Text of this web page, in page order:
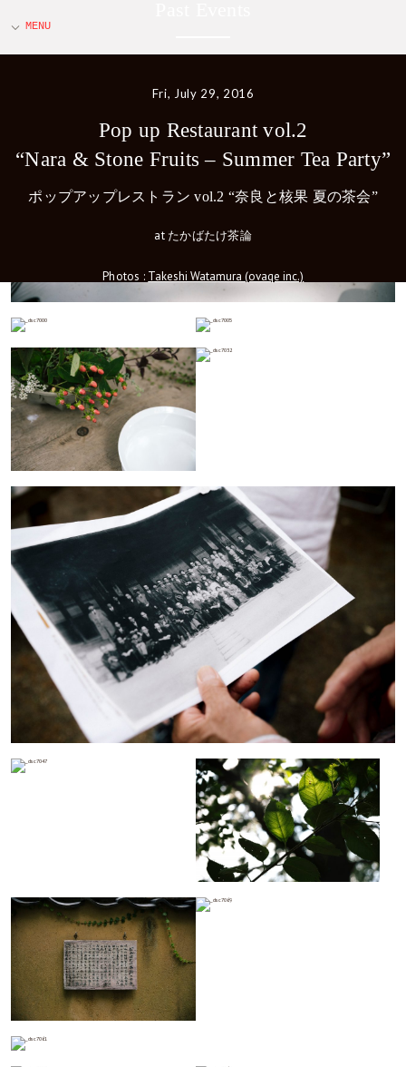
Fri, July 29, 2016
Pop up Restaurant vol.2
“Nara & Stone Fruits – Summer Tea Party”
ポップアップレストラン vol.2 “奈良と核果 夏の茶会”
at たかばたけ茶論
Photos : Takeshi Watamura (ovaqe inc.)